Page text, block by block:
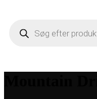
search